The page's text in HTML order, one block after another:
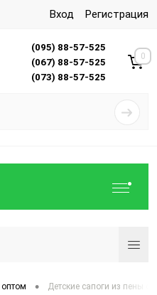
Вход Регистрация
(095) 88-57-525
(067) 88-57-525
(073) 88-57-525
0
оптом • Детские сапоги из пены